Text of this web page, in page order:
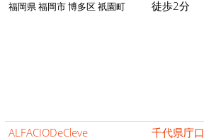
福岡県 福岡市 博多区 祇園町
徒歩2分
ALFACIODeCleve
千代県庁口